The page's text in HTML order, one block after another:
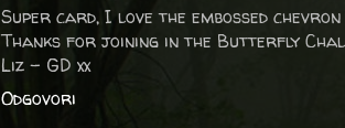
Super card, I love the embossed
Thanks for joining in the Butterfly
Liz - GD xx
Odgovori